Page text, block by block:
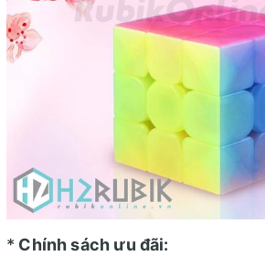
* Chính sách ưu đãi: